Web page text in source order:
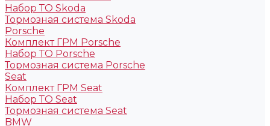
Набор ТО Skoda
Тормозная система Skoda
Porsche
Комплект ГРМ Porsche
Набор ТО Porsche
Тормозная система Porsche
Seat
Комплект ГРМ Seat
Набор ТО Seat
Тормозная система Seat
BMW